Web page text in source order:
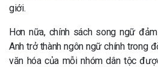
giới.
Hơn nữa, chính sách song ngữ
Anh trở thành ngôn ngữ chính trong
văn hóa của mỗi nhóm dân tộc